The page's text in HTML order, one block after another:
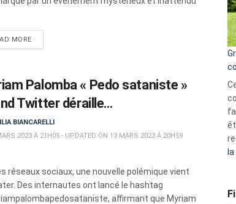
MOREDETAILS
Palomba « Pedo sataniste »
Twitter déraille…
BIANCARELLI
2023 À 21H05 - UPDATED ON 13 MARS 2023 À 20H59
réseaux sociaux, une nouvelle polémique vient
Des internautes ont lancé le hashtag
affirmant que Myriam